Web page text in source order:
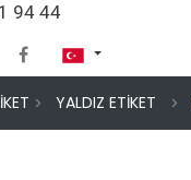
94 44
YALDIZ ETİKET